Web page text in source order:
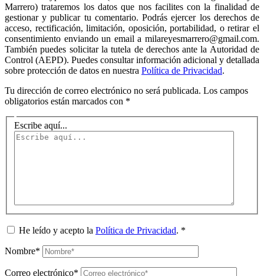
Marrero) trataremos los datos que nos facilites con la finalidad de
gestionar y publicar tu comentario. Podrás ejercer los derechos de
acceso, rectificación, limitación, oposición, portabilidad, o retirar el
consentimiento enviando un email a milareyesmarrero@gmail.com.
También puedes solicitar la tutela de derechos ante la Autoridad de
Control (AEPD). Puedes consultar información adicional y detallada
sobre protección de datos en nuestra Política de Privacidad.
Tu dirección de correo electrónico no será publicada. Los campos
obligatorios están marcados con *
Escribe aquí...
He leído y acepto la Política de Privacidad. *
Nombre*
Correo electrónico*